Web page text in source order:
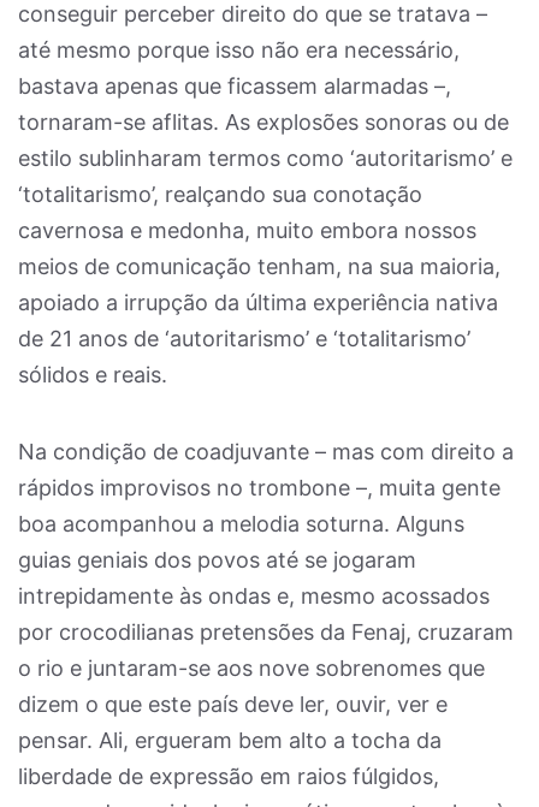
conseguir perceber direito do que se tratava –
até mesmo porque isso não era necessário,
bastava apenas que ficassem alarmadas –,
tornaram-se aflitas. As explosões sonoras ou de
estilo sublinharam termos como ‘autoritarismo’ e
‘totalitarismo’, realçando sua conotação
cavernosa e medonha, muito embora nossos
meios de comunicação tenham, na sua maioria,
apoiado a irrupção da última experiência nativa
de 21 anos de ‘autoritarismo’ e ‘totalitarismo’
sólidos e reais.
Na condição de coadjuvante – mas com direito a
rápidos improvisos no trombone –, muita gente
boa acompanhou a melodia soturna. Alguns
guias geniais dos povos até se jogaram
intrepidamente às ondas e, mesmo acossados
por crocodilianas pretensões da Fenaj, cruzaram
o rio e juntaram-se aos nove sobrenomes que
dizem o que este país deve ler, ouvir, ver e
pensar. Ali, ergueram bem alto a tocha da
liberdade de expressão em raios fúlgidos,